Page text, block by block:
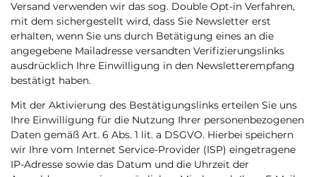
Versand verwenden wir das sog. Double Opt-in Verfahren,
mit dem sichergestellt wird, dass Sie Newsletter erst
erhalten, wenn Sie uns durch Betätigung eines an die
angegebene Mailadresse versandten Verifizierungslinks
ausdrücklich Ihre Einwilligung in den Newsletterempfang
bestätigt haben.
Mit der Aktivierung des Bestätigungslinks erteilen Sie uns
Ihre Einwilligung für die Nutzung Ihrer personenbezogenen
Daten gemäß Art. 6 Abs. 1 lit. a DSGVO. Hierbei speichern
wir Ihre vom Internet Service-Provider (ISP) eingetragene
IP-Adresse sowie das Datum und die Uhrzeit der